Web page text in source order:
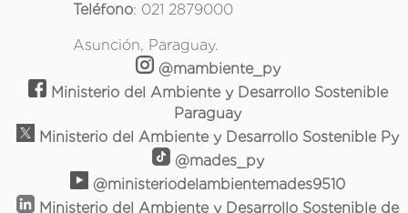
Teléfono: 021 2879000
Asunción, Paraguay.
@mambiente_py
Ministerio del Ambiente y Desarrollo Sostenible
Paraguay
Ministerio del Ambiente y Desarrollo Sostenible Py
@mades_py
@ministeriodelambientemades9510
Ministerio del Ambiente y Desarrollo Sostenible de